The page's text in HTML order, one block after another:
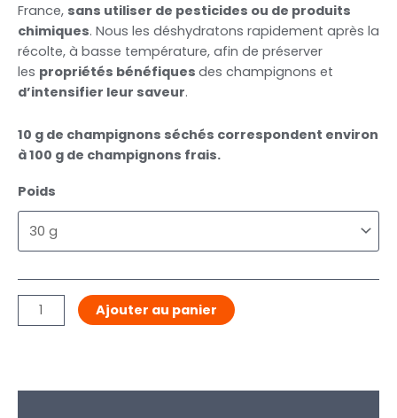
France, sans utiliser de pesticides ou de produits
chimiques. Nous les déshydratons rapidement après la
récolte, à basse température, afin de préserver
les propriétés bénéfiques des champignons et
d’intensifier leur saveur.
10 g de champignons séchés correspondent environ
à 100 g de champignons frais.
Poids
Ajouter au panier